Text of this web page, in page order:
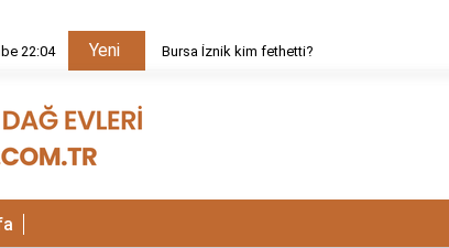
22:04 Yeni Bursa İznik kim fethetti?